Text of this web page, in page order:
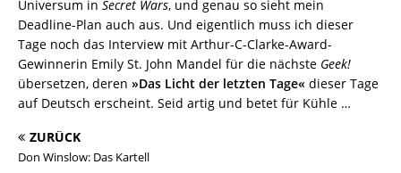
Universum in Secret Wars, und genau so sieht mein
Deadline-Plan auch aus. Und eigentlich muss ich dieser
Tage noch das Interview mit Arthur-C-Clarke-Award-
Gewinnerin Emily St. John Mandel für die nächste Geek!
übersetzen, deren »Das Licht der letzten Tage« dieser Tage
auf Deutsch erscheint. Seid artig und betet für Kühle …
ZURÜCK
Don Winslow: Das Kartell